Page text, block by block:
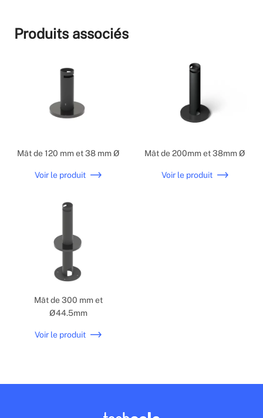
Produits associés
Mât de 120 mm et 38 mm Ø
Voir le produit
Mât de 200mm et 38mm Ø
Voir le produit
Mât de 300 mm et
Ø44.5mm
Voir le produit